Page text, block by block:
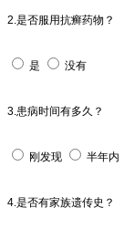
2.是否服用抗癣药物？
是 没有
3.患病时间有多久？
刚发现 半年内
4.是否有家族遗传史？